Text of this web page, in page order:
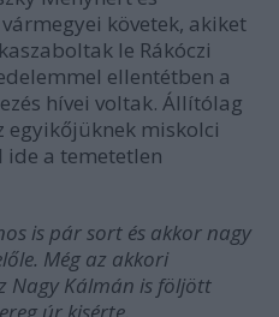
követek, akiket
le Rákóczi
ellentétben a
hívei voltak. Állítólag
egyikőjüknek miskolci
ide a temetetlen
is pár sort és akkor nagy
Még az akkori
Nagy Kálmán is följött
úr kisérte,